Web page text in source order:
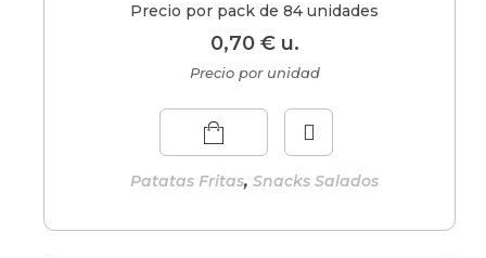
0,70 €u.
Precio por pack de 84 unidades
Patatas Fritas,Snacks Salados
Precio por unidad